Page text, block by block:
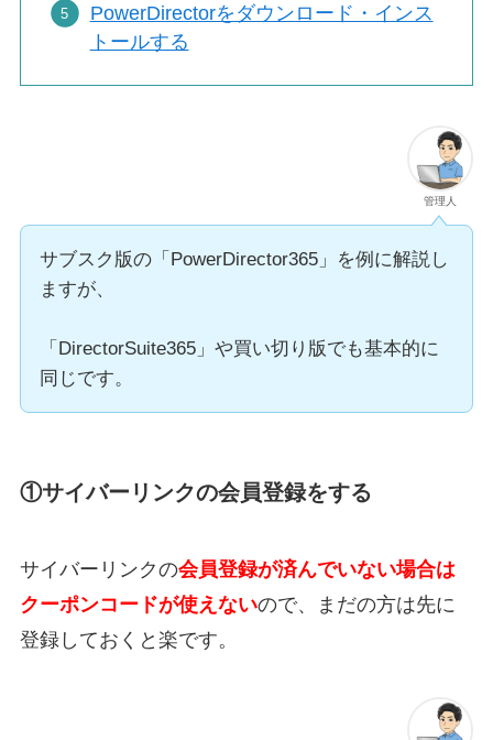
PowerDirectorをダウンロード・インス
トールする
管理人
サブスク版の「PowerDirector365」を例に解説し
ますが、
「DirectorSuite365」や買い切り版でも基本的に
同じです。
①サイバーリンクの会員登録をする
サイバーリンクの会員登録が済んでいない場合は
クーポンコードが使えないので、まだの方は先に
登録しておくと楽です。